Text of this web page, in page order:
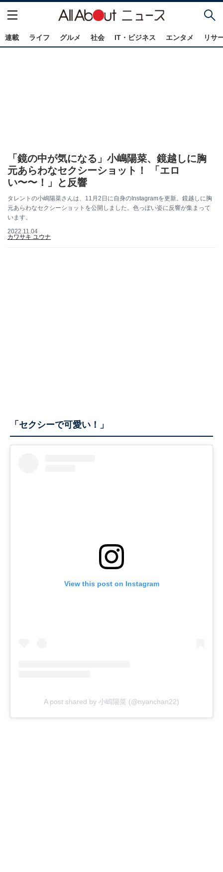
連載 ライフ グルメ 社会 IT・ビジネス エンタメ リサ
「鏡の中が気になる」小嶋陽菜、鏡越しに胸
元あらわなセクシーショット！ 「エロ
い〜〜！」と反響
タレントの小嶋陽菜さんは、11月2日に自身のInstagramを更新。鏡越しに胸
元あらわなセクシーショットを公開しました。色っぽい姿に反響が集まって
います。
2022.11.04
カワサキ ユウナ
「セクシーで可愛い！」
View this post on Instagram
A post shared by 小嶋陽菜 (@nyanchan22)